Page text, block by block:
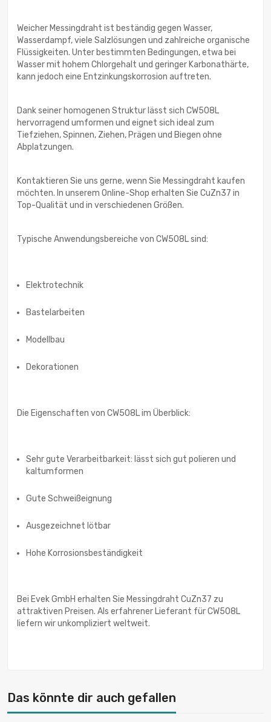
Weicher Messingdraht ist beständig gegen Wasser,
Wasserdampf, viele Salzlösungen und zahlreiche organische
Flüssigkeiten. Unter bestimmten Bedingungen, etwa bei
Wasser mit hohem Chlorgehalt und geringer Karbonathärte,
kann jedoch eine Entzinkungskorrosion auftreten.
Dank seiner homogenen Struktur lässt sich CW508L
hervorragend umformen und eignet sich ideal zum
Tiefziehen, Spinnen, Ziehen, Prägen und Biegen ohne
Abplatzungen.
Kontaktieren Sie uns gerne, wenn Sie Messingdraht kaufen
möchten. In unserem Online-Shop erhalten Sie CuZn37 in
Top-Qualität und in verschiedenen Größen.
Typische Anwendungsbereiche von CW508L sind:
Elektrotechnik
Bastelarbeiten
Modellbau
Dekorationen
Die Eigenschaften von CW508L im Überblick:
Sehr gute Verarbeitbarkeit: lässt sich gut polieren und
kaltumformen
Gute Schweißeignung
Ausgezeichnet lötbar
Hohe Korrosionsbeständigkeit
Bei Evek GmbH erhalten Sie Messingdraht CuZn37 zu
attraktiven Preisen. Als erfahrener Lieferant für CW508L
liefern wir unkompliziert weltweit.
Das könnte dir auch gefallen